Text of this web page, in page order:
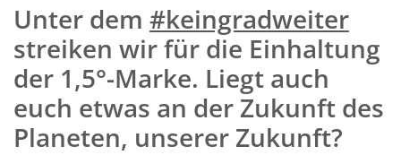
Unter dem #keingradweiter
streiken wir für die Einhaltung
der 1,5°-Marke. Liegt auch
euch etwas an der Zukunft des
Planeten, unserer Zukunft?